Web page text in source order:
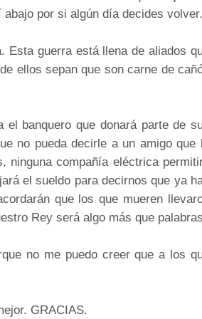
por si algún día decides volver.
Esta guerra está llena de aliados
ellos sepan que son carne de
banquero que donará parte de
no pueda decirle a un amigo que
ninguna compañía eléctrica
el sueldo para decirnos que ya
que los que mueren
Rey será algo más que
no me puedo creer que a los
GRACIAS.